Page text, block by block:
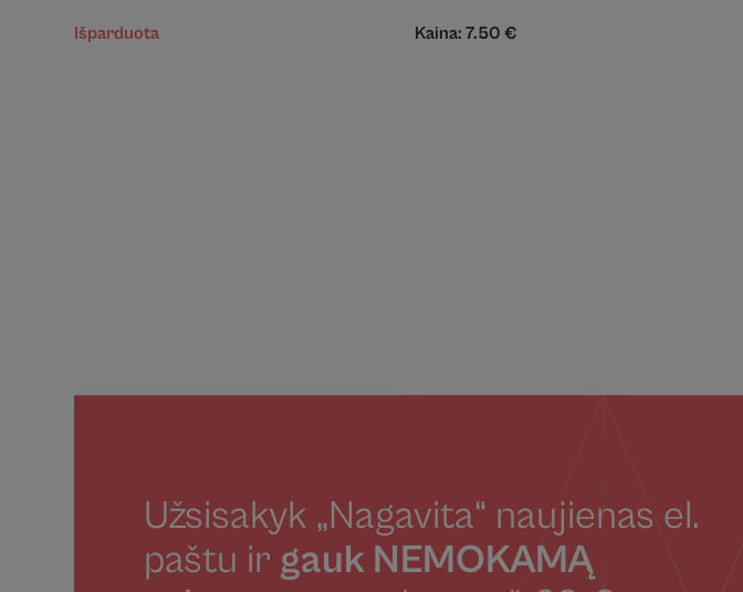
Išparduota Kaina:7.50€
Užsisakyk „Nagavita“ naujienas el.
paštu ir gauk NEMOKAMĄ